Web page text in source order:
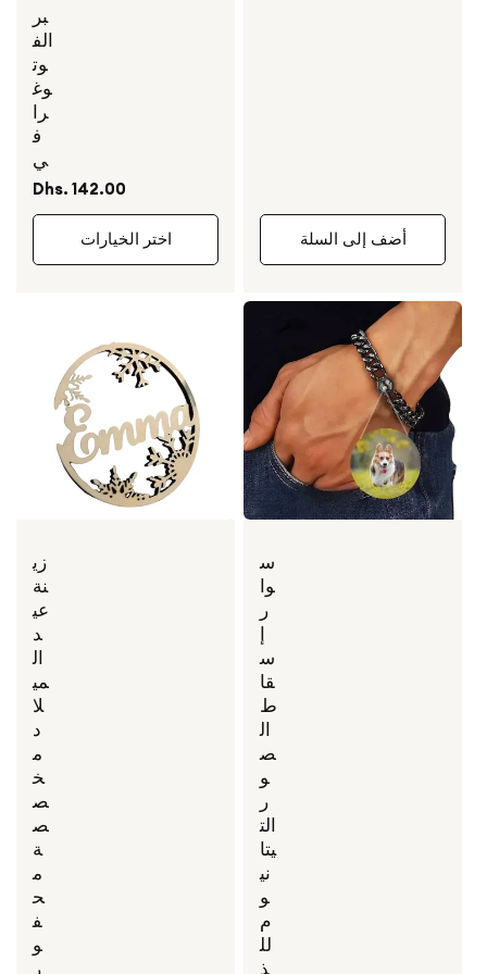
بر
الف
وت
وغ
را
ف
ي
السعر
العادي
Dhs. 142.00
اختر الخيارات أضف إلى السلة
زي
نة
عي
د
ال
مي
لا
د
م
خ
ص
ص
ة
م
ح
ف
و
ر
س
وا
ر
إ
س
قا
ط
ال
ص
و
ر
الت
يتا
ني
و
م
لل
ذ